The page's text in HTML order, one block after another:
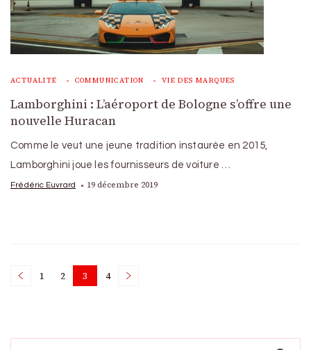
ACTUALITÉ COMMUNICATION VIE DES MARQUES
Lamborghini : L’aéroport de Bologne s’offre une
nouvelle Huracan
Comme le veut une jeune tradition instaurée en 2015,
Lamborghini joue les fournisseurs de voiture …
Frédéric Euvrard 19 décembre 2019
Posts
Page
1 Page
2 Page
3 Page
4